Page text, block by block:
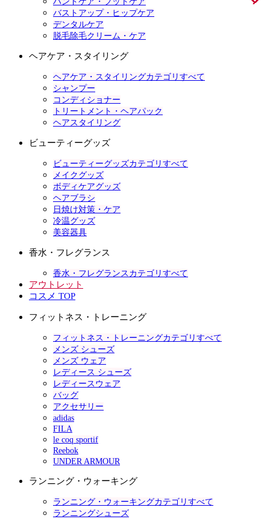
バストアップ・ヒップケア
デンタルケア
脱毛除毛クリーム・ケア
ヘアケア・スタイリング
ヘアケア・スタイリングカテゴリすべて
シャンプー
コンディショナー
トリートメント・ヘアパック
ヘアスタイリング
ビューティーグッズ
ビューティーグッズカテゴリすべて
メイクグッズ
ボディケアグッズ
ヘアブラシ
日焼け対策・ケア
冷温グッズ
美容器具
香水・フレグランス
香水・フレグランスカテゴリすべて
アウトレット
コスメ TOP
フィットネス・トレーニング
フィットネス・トレーニングカテゴリすべて
メンズ シューズ
メンズ ウェア
レディース シューズ
レディースウェア
バッグ
アクセサリー
adidas
FILA
le coq sportif
Reebok
UNDER ARMOUR
ランニング・ウォーキング
ランニング・ウォーキングカテゴリすべて
ランニングシューズ